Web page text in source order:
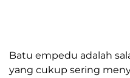
Batu empedu adalah
yang cukup sering